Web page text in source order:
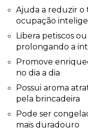
Ajuda a reduzir o
ocupação
Libera petiscos
prolongando a
Promove
no dia a dia
Possui aroma
pela brincadeira
Pode ser
mais duradouro